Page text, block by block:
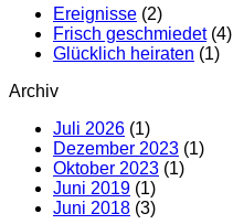
Ereignisse (2)
Frisch geschmiedet(4)
Glücklich heiraten (1)
Archiv
Juli 2026 (1)
Dezember 2023 (1)
Oktober 2023 (1)
Juni 2019 (1)
Juni 2018 (3)